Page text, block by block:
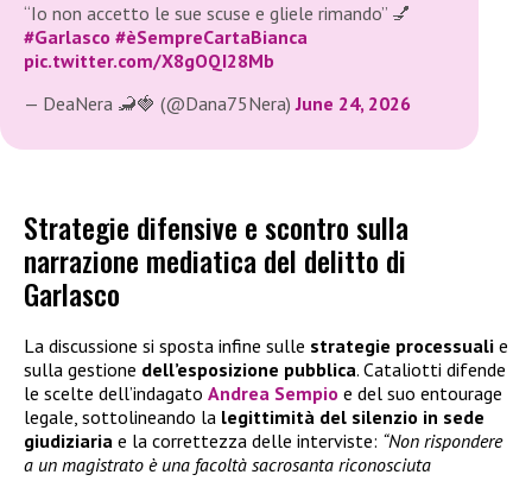
“Io non accetto le sue scuse e gliele rimando” 💅
#Garlasco #èSempreCartaBianca
pic.twitter.com/X8gOQI28Mb
— DeaNera 🦂🍓 (@Dana75Nera)June 24, 2026
Strategie difensive e scontro sulla
narrazione mediatica del delitto di
Garlasco
La discussione si sposta infine sulle strategie processuali e
sulla gestione dell’esposizione pubblica. Cataliotti difende
le scelte dell’indagato Andrea Sempio e del suo entourage
legale, sottolineando la legittimità del silenzio in sede
giudiziaria e la correttezza delle interviste: “Non rispondere
a un magistrato è una facoltà sacrosanta riconosciuta